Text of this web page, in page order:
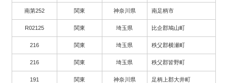
南第252 関東 神奈川県 南足柄市
R02125 関東 埼玉県 比企郡鳩山町
216 関東 埼玉県 秩父郡横瀬町
216 関東 埼玉県 秩父郡皆野町
191 関東 神奈川県 足柄上郡大井町